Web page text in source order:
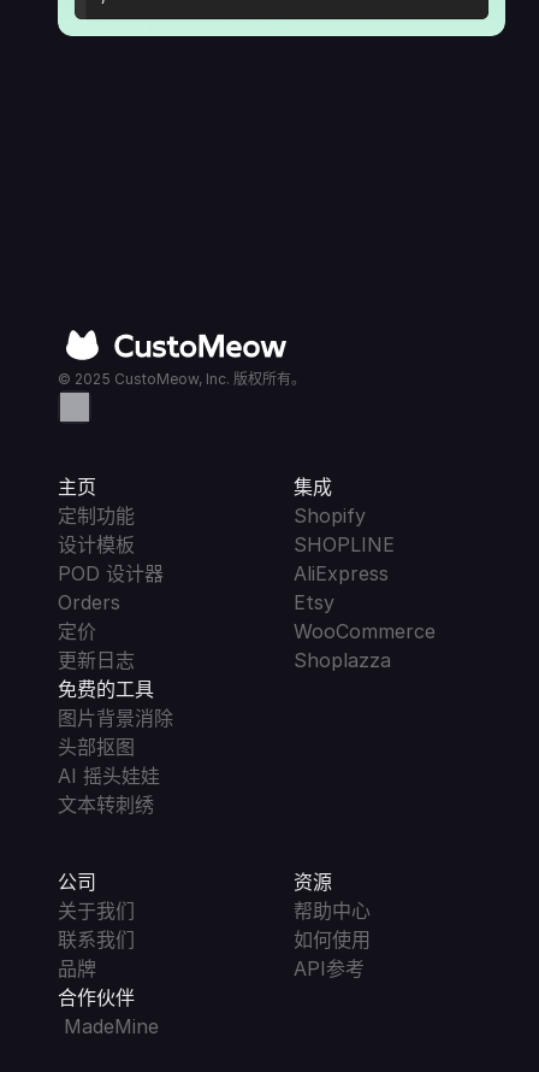
© 2025 CustoMeow, Inc. 版权所有。
主页
定制功能
设计模板
POD 设计器
Orders
定价
更新日志
免费的工具
图片背景消除
头部抠图
AI 摇头娃娃
文本转刺绣
集成
Shopify
SHOPLINE
AliExpress
Etsy
WooCommerce
Shoplazza
公司
关于我们
联系我们
品牌
合作伙伴
MadeMine
资源
帮助中心
如何使用
API参考